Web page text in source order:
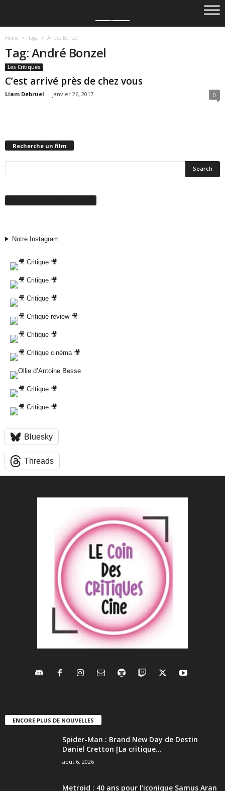
Home Tags André Bonzel
Tag: André Bonzel
Les Critiques
C’est arrivé près de chez vous
Liam Debruel - janvier 26, 2017 0
Recherche un film
Notre Instagram
Bluesky
Threads
ENCORE PLUS DE NOUVELLES
Spider-Man : Brand New Day de Destin
Daniel Cretton [La critique...
août 6, 2026
Metroid : 40 ans pour l’iconique Samus Aran